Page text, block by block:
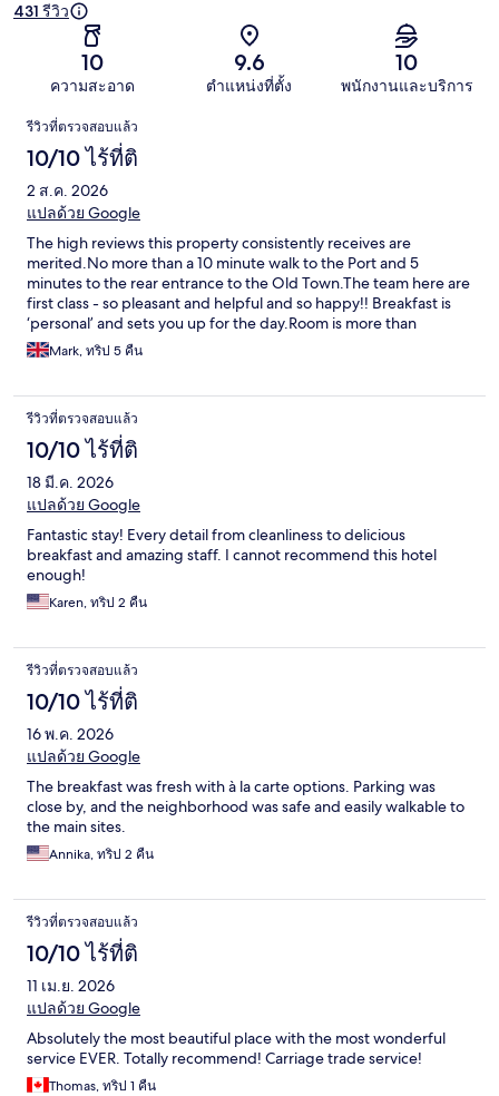
431 รีวิว
10
ความสะอาด
9.6
ตำแหน่งที่ตั้ง
10
พนักงานและบริการ
รีวิว
รีวิวที่ตรวจสอบแล้ว
10/10 ไร้ที่ติ
2 ส.ค. 2026
แปลด้วย Google
The high reviews this property consistently receives are
merited.No more than a 10 minute walk to the Port and 5
minutes to the rear entrance to the Old Town.The team here are
first class - so pleasant and helpful and so happy!! Breakfast is
‘personal’ and sets you up for the day.Room is more than
adequate for 2 people.Highly recommended.
Mark, ทริป 5 คืน
รีวิวที่ตรวจสอบแล้ว
10/10 ไร้ที่ติ
18 มี.ค. 2026
แปลด้วย Google
Fantastic stay! Every detail from cleanliness to delicious
breakfast and amazing staff. I cannot recommend this hotel
enough!
Karen, ทริป 2 คืน
รีวิวที่ตรวจสอบแล้ว
10/10 ไร้ที่ติ
16 พ.ค. 2026
แปลด้วย Google
The breakfast was fresh with à la carte options. Parking was
close by, and the neighborhood was safe and easily walkable to
the main sites.
Annika, ทริป 2 คืน
รีวิวที่ตรวจสอบแล้ว
10/10 ไร้ที่ติ
11 เม.ย. 2026
แปลด้วย Google
Absolutely the most beautiful place with the most wonderful
service EVER. Totally recommend! Carriage trade service!
Thomas, ทริป 1 คืน